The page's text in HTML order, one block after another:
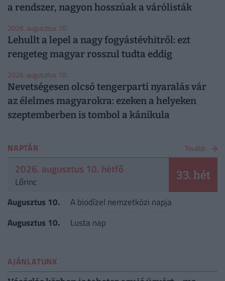
a rendszer, nagyon hosszúak a várólisták
2026. augusztus 10.
Lehullt a lepel a nagy fogyástévhitről: ezt
rengeteg magyar rosszul tudta eddig
2026. augusztus 10.
Nevetségesen olcsó tengerparti nyaralás vár
az élelmes magyarokra: ezeken a helyeken
szeptemberben is tombol a kánikula
NAPTÁR Tovább
2026. augusztus 10. hétfő
Lőrinc 33. hét
Augusztus 10.
A biodízel nemzetközi napja
Augusztus 10.
Lusta nap
AJÁNLATUNK